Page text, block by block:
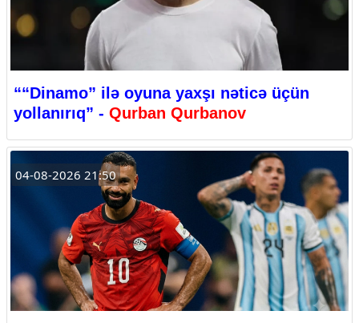
““Dinamo” ilə oyuna yaxşı nəticə üçün
yollanırıq” - Qurban Qurbanov
04-08-2026 21:50